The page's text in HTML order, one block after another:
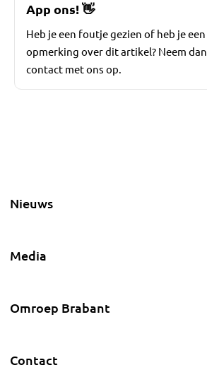
App ons!👋
Heb je een foutje gezien of heb je een
opmerking over dit artikel? Neem dan
contact met ons op.
Nieuws
Media
Omroep Brabant
Contact